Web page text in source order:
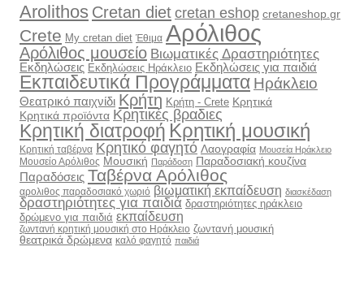
Arolithos Cretan dietcretan eshop cretaneshop.gr
Crete My cretan diet Έθιμα Αρόλιθος
Αρόλιθος μουσείο Βιωματικές Δραστηριότητες
Εκδηλώσεις Εκδηλώσεις Ηράκλειο Εκδηλώσεις για παιδιά
Εκπαιδευτικά Προγράμματα Ηράκλειο
Θεατρικό παιχνίδι Κρήτη Κρήτη - Crete Κρητικά
Κρητικά προϊόντα Κρητικές βραδιες
Κρητική διατροφή Κρητική μουσική
Κρητική ταβέρνα Κρητικό φαγητό Λαογραφία Μουσεία Ηράκλειο
Μουσείο Αρόλιθος Μουσική Παράδοση Παραδοσιακή κουζίνα
Παραδόσεις Ταβέρνα Αρόλιθος
αρολιθος παραδοσιακό χωριό βιωματική εκπαίδευση διασκέδαση
δραστηριότητες για παιδιά δραστηριότητες ηράκλειο
δρώμενο για παιδιά εκπαίδευση
ζωντανή κρητική μουσική στο Ηράκλειο ζωντανή μουσική
θεατρικά δρώμενα καλό φαγητό παιδιά